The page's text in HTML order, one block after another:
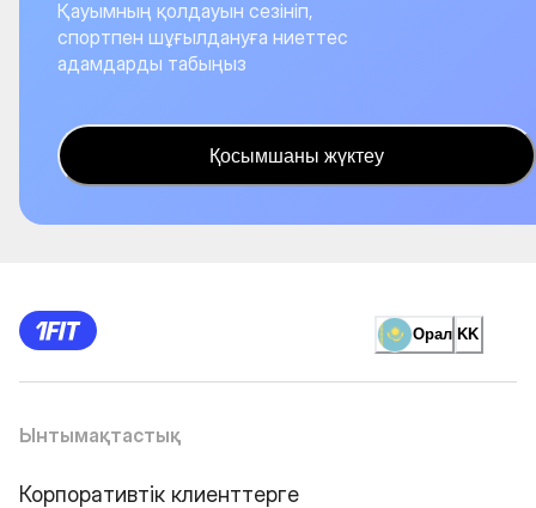
Қауымның қолдауын сезініп,
спортпен шұғылдануға ниеттес
адамдарды табыңыз
Қосымшаны жүктеу
Орал KK
Ынтымақтастық
Корпоративтік клиенттерге